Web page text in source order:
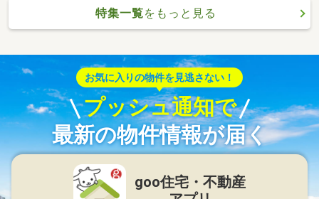
特集一覧をもっと見る
お気に入りの物件を見逃さない！
プッシュ通知で
最新の物件情報が届く
goo住宅・不動産